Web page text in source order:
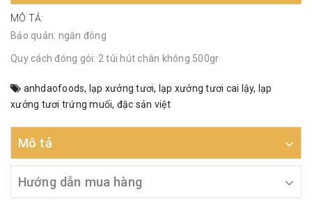
MÔ TẢ:
Bảo quản: ngăn đông
Quy cách đóng gói: 2 túi hút chân không 500gr
anhdaofoods, lạp xưởng tươi, lạp xưởng tươi cai lậy, lạp
xưởng tươi trứng muối, đặc sản việt
Mô tả
Hướng dẫn mua hàng